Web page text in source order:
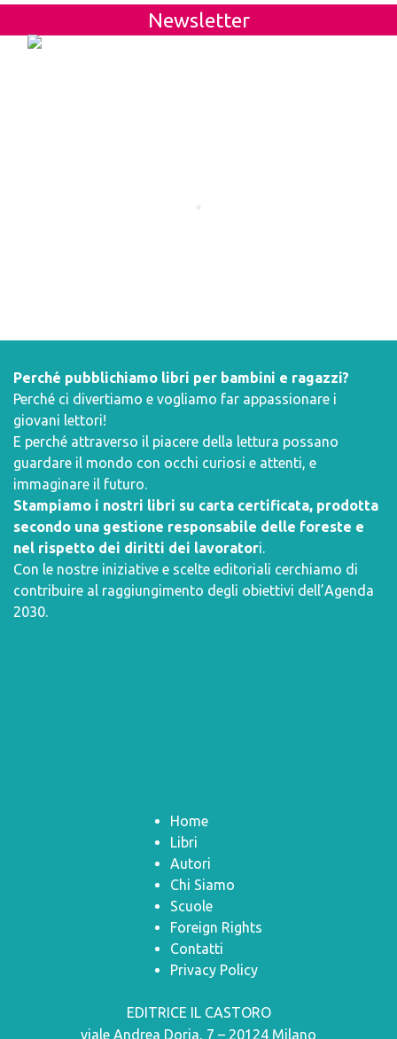
Newsletter
Perché pubblichiamo libri per bambini e ragazzi?
Perché ci divertiamo e vogliamo far appassionare i
giovani lettori!
E perché attraverso il piacere della lettura possano
guardare il mondo con occhi curiosi e attenti, e
immaginare il futuro.
Stampiamo i nostri libri su carta certificata, prodotta
secondo una gestione responsabile delle foreste e
nel rispetto dei diritti dei lavoratori.
Con le nostre iniziative e scelte editoriali cerchiamo di
contribuire al raggiungimento degli obiettivi dell’Agenda
2030.
Home
Libri
Autori
Chi Siamo
Scuole
Foreign Rights
Contatti
Privacy Policy
EDITRICE IL CASTORO
viale Andrea Doria, 7 – 20124 Milano